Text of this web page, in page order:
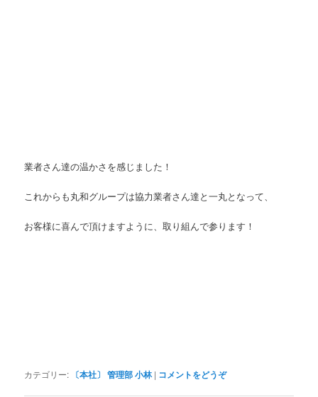
業者さん達の温かさを感じました！
これからも丸和グループは協力業者さん達と一丸となって、
お客様に喜んで頂けますように、取り組んで参ります！
カテゴリー: 〔本社〕 管理部 小林 | コメントをどうぞ